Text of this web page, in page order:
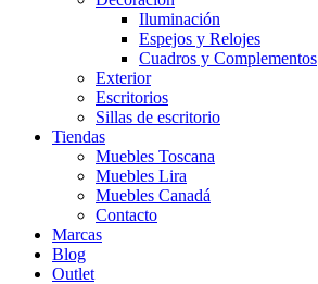
Iluminación
Espejos y Relojes
Cuadros y Complementos
Exterior
Escritorios
Sillas de escritorio
Tiendas
Muebles Toscana
Muebles Lira
Muebles Canadá
Contacto
Marcas
Blog
Outlet